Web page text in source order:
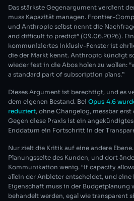
Das stärkste Gegenargument verdient
muss Kapazität managen. Frontier-
und Anthropic selbst nennt die
and difficult to predict” (09.06.2026).
kommuniziertes Inklusiv-Fenster ist
die der Markt kennt. Anthropic kündigt
wieder fest in die Abos holen zu wollen:
a standard part of subscription plans.”
Dieses Argument ist berechtigt, und es
dem eigenen Bestand. Bei Opus 4.6
reduziert, ohne Changelog, messbar
Gegen diese Praxis ist ein
Enddatum ein Fortschritt in der
Nur zielt die Kritik auf eine andere
Planungsseite des Kunden, und dort
Kommunikation wenig. “If capacity
allein der Anbieter entscheidet, und
Eigenschaft muss in der Budgetplanung
behandelt werden, egal wie transparent